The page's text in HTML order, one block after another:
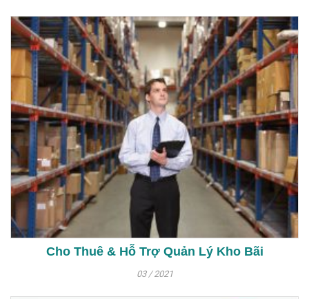
Cho Thuê & Hỗ Trợ Quản Lý Kho Bãi
03 / 2021